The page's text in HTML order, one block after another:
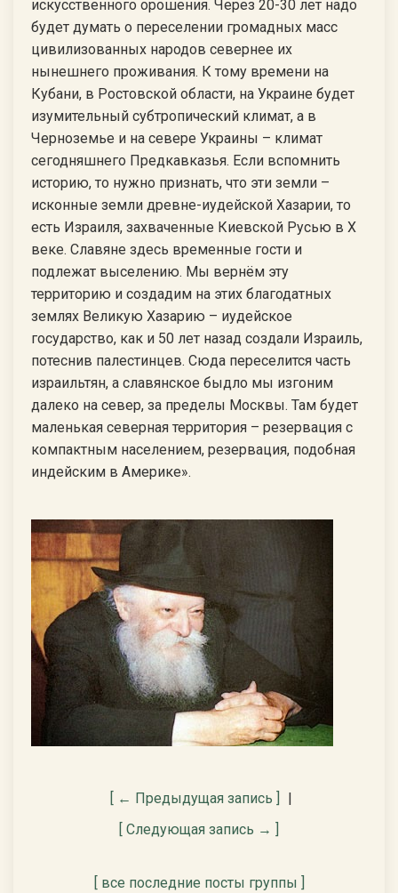
[ ← Предыдущая запись ]
|
[ Следующая запись → ]
[ все последние посты группы ]